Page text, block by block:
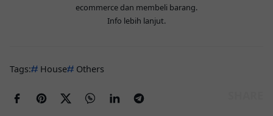
ecommerce dan membeli barang.
Info lebih lanjut.
Tags: House Others